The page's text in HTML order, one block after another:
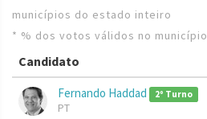
municípios do estado inteiro
* % dos votos válidos no município
Candidato
Fernando Haddad 2º Turno
PT